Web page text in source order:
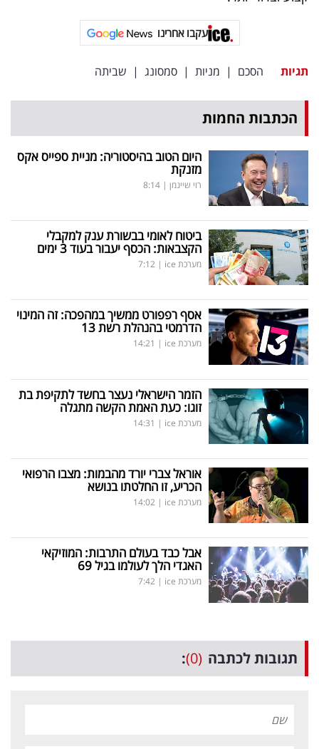
פרסמו
עקבו
עקבו אחרינו
תגיות הסכם | מניות | סמסונג | שביתה
הכתבות החמות
היום הטוב בהיסטוריה: מניית ספייס אקס
מזנקת
רוי שיינמן |
8:14
ביטוח לאומי בבשורת ענק למקבלי
הקצבאות: הכסף יעבור בעוד 3 ימים
מערכת ice |
7:12
אסף רפפורט ממשיך במהפכה: זה המינוי
הדרמטי בהנהלת רשת 13
מערכת ice |
14:21
הזמר הישראלי נעצר בחשד לתקיפת בת
זוגו: כעת האמת הקשה מתגלה
מערכת ice |
14:31
אוראל צברי יורד מהבמות: מצבו הרפואי
הכריע, זו החלטתו בנושא
מערכת ice |
14:02
אבל כבד בעולם התרבות: המוזיקאי
האגדי הלך לעולמו בגיל 69
מערכת ice |
7:42
תגובות לכתבה (0)
: